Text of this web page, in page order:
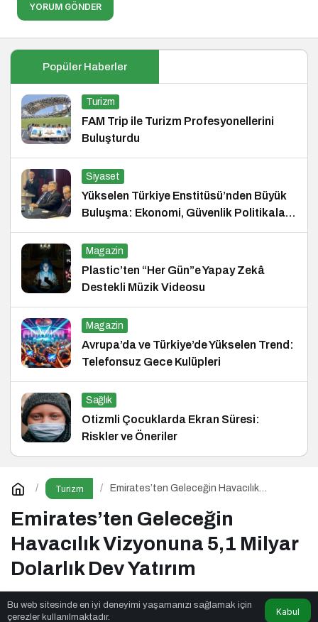
YORUM GÖNDER
Popüler Haberler
Turizm
FAM Trip ile Turizm Profesyonellerini
Buluşturdu
Siyaset
Yükselen Türkiye Enstitüsü’nden Büyük
Buluşma: Ekonomi, Güvenlik Politikaları
ve Hukuk Konferansı
Magazin
Plastic’ten “Her Gün”e Yapay Zekâ
Destekli Müzik Videosu
Magazin
Avrupa’da ve Türkiye’de Yükselen Trend:
Telefonsuz Gece Kulüpleri
Sağlık
Otizmli Çocuklarda Ekran Süresi:
Riskler ve Öneriler
Turizm
Emirates’ten Geleceğin Havacılık
Emirates’ten Geleceğin
Havacılık Vizyonuna 5,1 Milyar
Dolarlık Dev Yatırım
Yaşam Formülü
Bu web sitesinde en iyi deneyimi yaşamanızı sağlamak için
çerezler kullanılmaktadır.
Kabul